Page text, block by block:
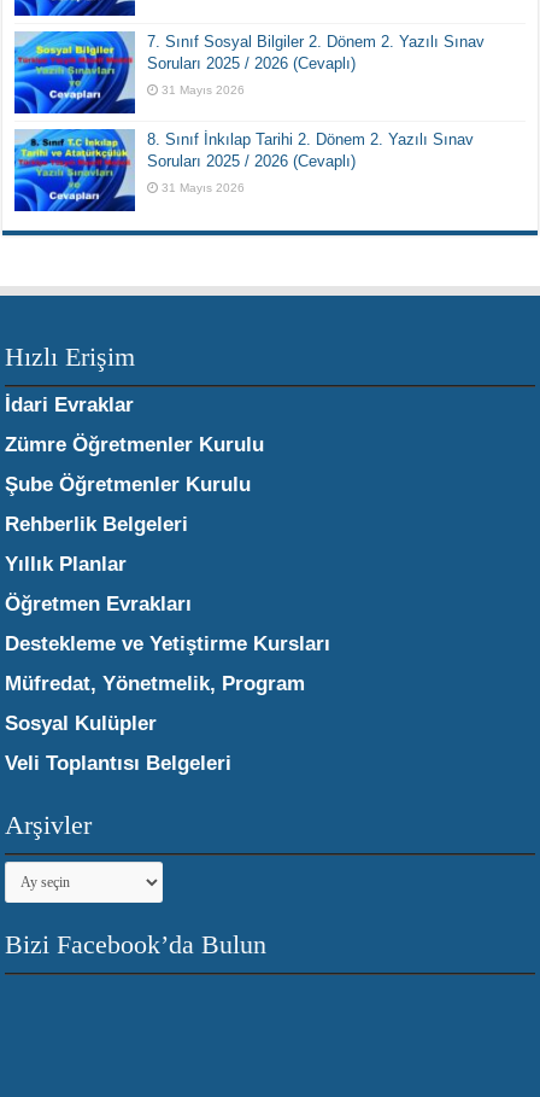
7. Sınıf Sosyal Bilgiler 2. Dönem 2. Yazılı Sınav
Soruları 2025 / 2026 (Cevaplı)
31 Mayıs 2026
8. Sınıf İnkılap Tarihi 2. Dönem 2. Yazılı Sınav
Soruları 2025 / 2026 (Cevaplı)
31 Mayıs 2026
Hızlı Erişim
İdari Evraklar
Zümre Öğretmenler Kurulu
Şube Öğretmenler Kurulu
Rehberlik Belgeleri
Yıllık Planlar
Öğretmen Evrakları
Destekleme ve Yetiştirme Kursları
Müfredat, Yönetmelik, Program
Sosyal Kulüpler
Veli Toplantısı Belgeleri
Arşivler
Arşivler
Bizi Facebook’da Bulun